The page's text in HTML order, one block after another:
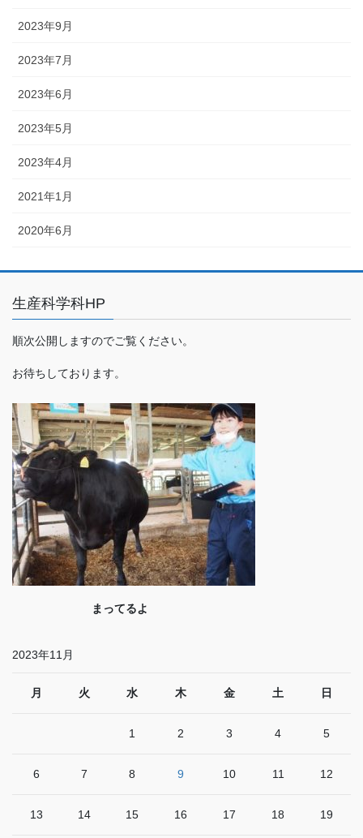
2023年9月
2023年7月
2023年6月
2023年5月
2023年4月
2021年1月
2020年6月
生産科学科HP
順次公開しますのでご覧ください。
お待ちしております。
まってるよ
2023年11月
月 火 水 木 金 土 日
1 2 3 4 5
6 7 8 9 10 11 12
13 14 15 16 17 18 19